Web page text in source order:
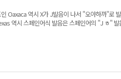
Oaxaca 역시 X가 J발음이 나서 "오아하까"로
역시 스페인어식 발음은 스페인어의 "J ㅎ"